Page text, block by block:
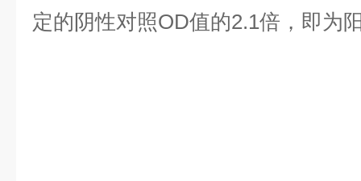
定的阴性对照OD值的2.1倍，即为